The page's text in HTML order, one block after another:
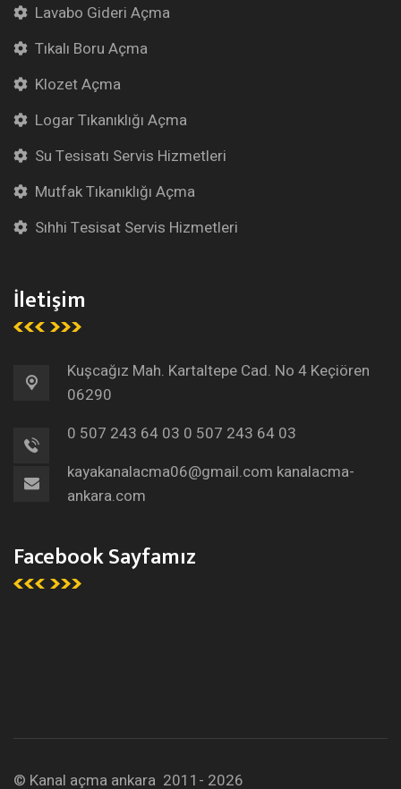
Lavabo Gideri Açma
Tıkalı Boru Açma
Klozet Açma
Logar Tıkanıklığı Açma
Su Tesisatı Servis Hizmetleri
Mutfak Tıkanıklığı Açma
Sıhhi Tesisat Servis Hizmetleri
İletişim
Kuşcağız Mah. Kartaltepe Cad. No 4 Keçiören
06290
0 507 243 64 03 0 507 243 64 03
kayakanalacma06@gmail.com kanalacma-
ankara.com
Facebook Sayfamız
© Kanal açma ankara 2011- 2026